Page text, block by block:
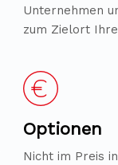
Unternehmen
zum Zielort
Optionen
Nicht im Preis